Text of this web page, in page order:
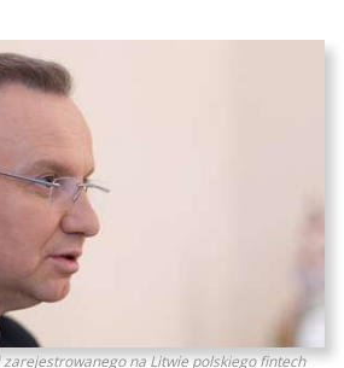
na Litwie polskiego fintech